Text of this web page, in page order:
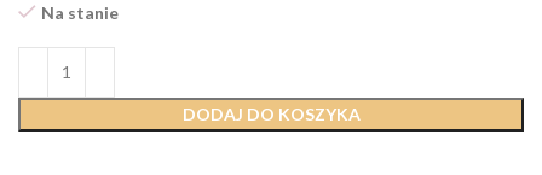
Na stanie
DODAJ DO KOSZYKA